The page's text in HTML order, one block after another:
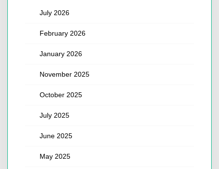
July 2026
February 2026
January 2026
November 2025
October 2025
July 2025
June 2025
May 2025